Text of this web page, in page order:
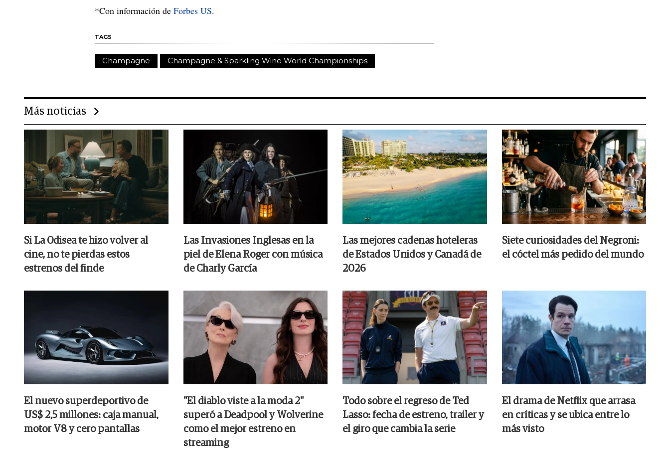
*Con información de Forbes US.
TAGS
Champagne Champagne & Sparkling Wine World Championships
Más noticias
Si La Odisea te hizo volver al
cine, no te pierdas estos
estrenos del finde
Las Invasiones Inglesas en la
piel de Elena Roger con música
de Charly García
Las mejores cadenas hoteleras
de Estados Unidos y Canadá de
2026
Siete curiosidades del Negroni:
el cóctel más pedido del mundo
El nuevo superdeportivo de
US$ 2,5 millones: caja manual,
motor V8 y cero pantallas
"El diablo viste a la moda 2"
superó a Deadpool y Wolverine
como el mejor estreno en
streaming
Todo sobre el regreso de Ted
Lasso: fecha de estreno, trailer y
el giro que cambia la serie
El drama de Netflix que arrasa
en críticas y se ubica entre lo
más visto